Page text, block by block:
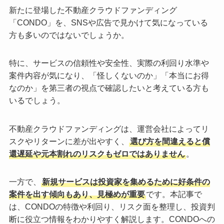
新たに登場した不動産クラウドファンディング
「CONDO」を、SNSや広告で見かけて気になっている
方も多いのではないでしょうか。
特に、サービスの信頼性や安全性、実際の利回り水準や
案件内容が気になり、「怪しくないのか」「本当にお得
なのか」を第三者の視点で確認したいと考えている方も
いるでしょう。
不動産クラウドファンディングは、運営会社によってリ
スクやリターンに差が出やすく、
選び方を間違えると償
還遅延や元本割れのリスクもゼロではありません。
一方で、
新規サービスは投資家を集めるために好条件の
案件を出す傾向もあり、見極めが重要です。本記事で
は、CONDOの特徴や利回り、リスク面を整理し、投資判
断に役立つ情報をわかりやすく解説します。CONDOへの